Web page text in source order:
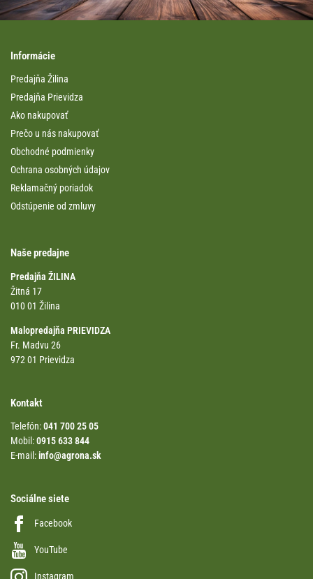
Informácie
Predajňa Žilina
Predajňa Prievidza
Ako nakupovať
Prečo u nás nakupovať
Obchodné podmienky
Ochrana osobných údajov
Reklamačný poriadok
Odstúpenie od zmluvy
Naše predajne
Predajňa ŽILINA
Žitná 17
010 01 Žilina
Malopredajňa PRIEVIDZA
Fr. Madvu 26
972 01 Prievidza
Kontakt
Telefón:041 700 25 05
Mobil:0915 633 844
E-mail:info@agrona.sk
Sociálne siete
Facebook
YouTube
Instagram